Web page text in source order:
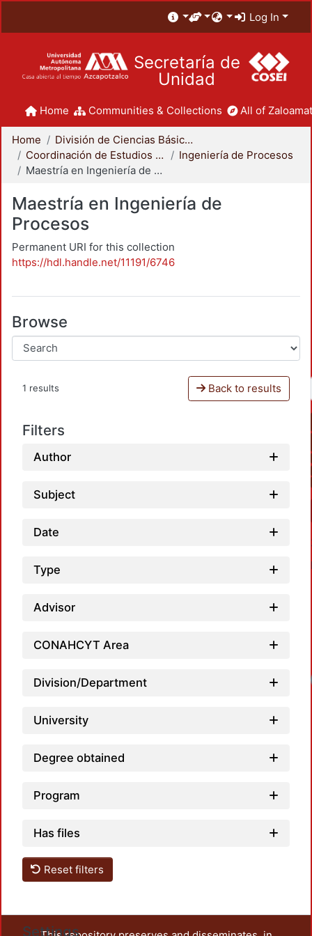
Log In
Secretaría de
Unidad
Home Communities & Collections All of
Home
División de Ciencias Básicas e Ingeniería
Coordinación de Estudios de Posgrado - CBI
Ingeniería de Procesos
Maestría en Ingeniería de Procesos
Maestría en Ingeniería de
Procesos
Permanent URI for this collection
https://hdl.handle.net/11191/6746
Browse
1 results Back to results
Filters
Author
Subject
Date
Type
Advisor
CONAHCYT Area
Division/Department
University
Degree obtained
Program
Has files
Reset filters
Settings